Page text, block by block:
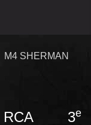
M4 SHERMAN
RCA 3e